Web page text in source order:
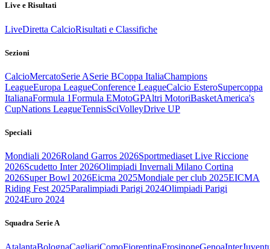
Live e Risultati
LiveDiretta CalcioRisultati e Classifiche
Sezioni
CalcioMercatoSerie ASerie BCoppa ItaliaChampions
LeagueEuropa LeagueConference LeagueCalcio EsteroSupercoppa
ItalianaFormula 1Formula EMotoGPAltri MotoriBasketAmerica's
CupNations LeagueTennisSciVolleyDrive UP
Speciali
Mondiali 2026Roland Garros 2026Sportmediaset Live Riccione
2026Scudetto Inter 2026Olimpiadi Invernali Milano Cortina
2026Super Bowl 2026Eicma 2025Mondiale per club 2025EICMA
Riding Fest 2025Paralimpiadi Parigi 2024Olimpiadi Parigi
2024Euro 2024
Squadra Serie A
AtalantaBolognaCagliariComoFiorentinaFrosinoneGenoaInter